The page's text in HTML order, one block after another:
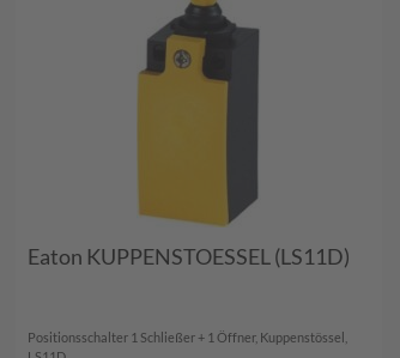
Eaton KUPPENSTOESSEL (LS11D)
Positionsschalter 1 Schließer + 1 Öffner, Kuppenstössel,